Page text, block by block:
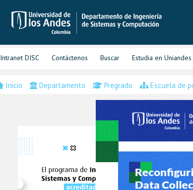
Intranet DISC Contáctenos Buscar Estudia en Uniandes
Inicio Departamento Pregrado Escuela de